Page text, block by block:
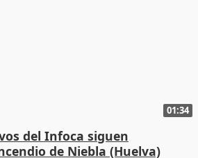
01:34
del Infoca siguen
de Niebla (Huelva)